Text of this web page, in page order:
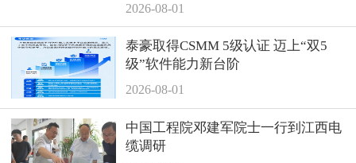
2026-08-01
泰豪取得CSMM 5级认证 迈上“双5
级”软件能力新台阶
2026-08-01
中国工程院邓建军院士一行到江西电
缆调研